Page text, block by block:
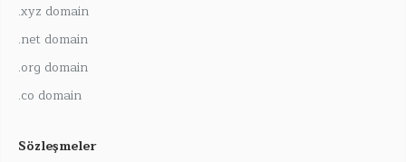
.xyz domain
.net domain
.org domain
.co domain
Sözleşmeler